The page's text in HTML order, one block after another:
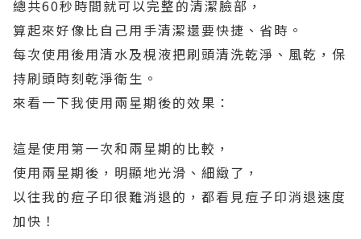
總共60秒時間就可以完整的清潔臉部，
算起來好像比自己用手清潔還要快捷、省時。
每次使用後用清水及梘液把刷頭清洗乾淨、風乾，保
持刷頭時刻乾淨衛生。
來看一下我使用兩星期後的效果：
這是使用第一次和兩星期的比較，
使用兩星期後，明顯地光滑、細緻了，
以往我的痘子印很難消退的，都看見痘子印消退速度
加快！